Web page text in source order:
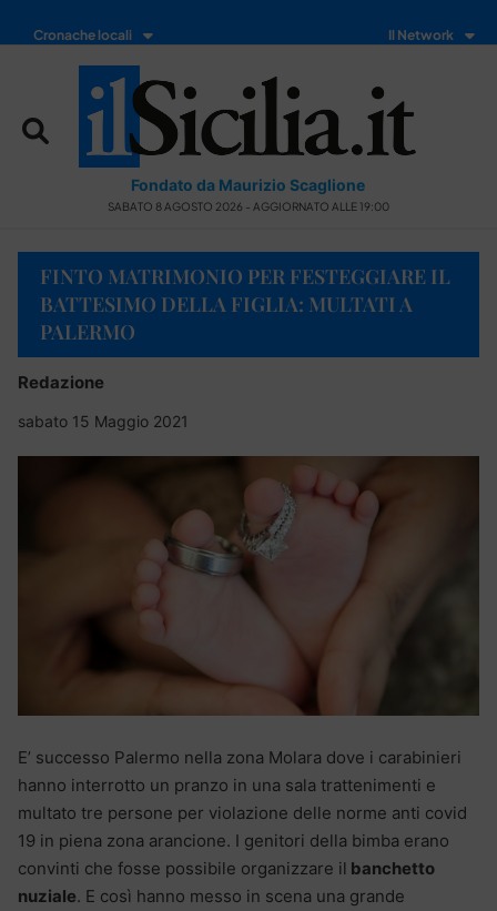
Cronache locali Il Network
Fondato da Maurizio Scaglione
SABATO 8 AGOSTO 2026 - AGGIORNATO ALLE 19:00
FINTO MATRIMONIO PER FESTEGGIARE IL
BATTESIMO DELLA FIGLIA: MULTATI A
PALERMO
Redazione
sabato 15 Maggio 2021
E’ successo Palermo nella zona Molara dove i carabinieri
hanno interrotto un pranzo in una sala trattenimenti e
multato tre persone per violazione delle norme anti covid
19 in piena zona arancione. I genitori della bimba erano
convinti che fosse possibile organizzare il banchetto
nuziale. E così hanno messo in scena una grande